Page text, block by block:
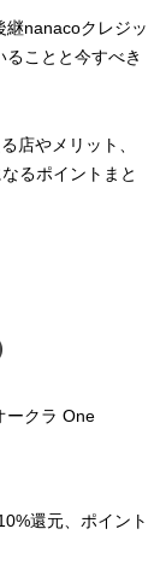
継nanacoクレジッ
ることと今すべき
店やメリット、
るポイントまと
ークラ One
還元、ポイント